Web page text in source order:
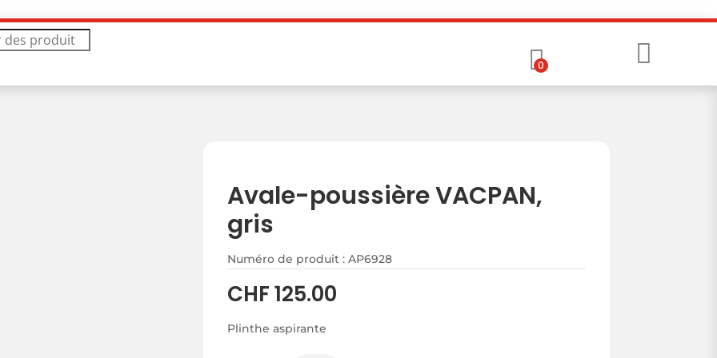
0 
Avale-poussière VACPAN,
gris
Numéro de produit : AP6928
CHF125.00
Plinthe aspirante